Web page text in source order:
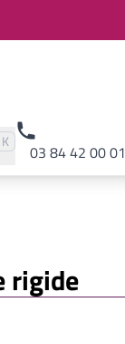
et
K pour rechercher
03 84 42 00 01
le site
rigide